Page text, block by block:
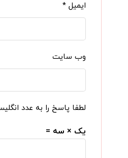
ایمیل*
وب‌ سایت
لطفا پاسخ را به عدد
یک × سه =